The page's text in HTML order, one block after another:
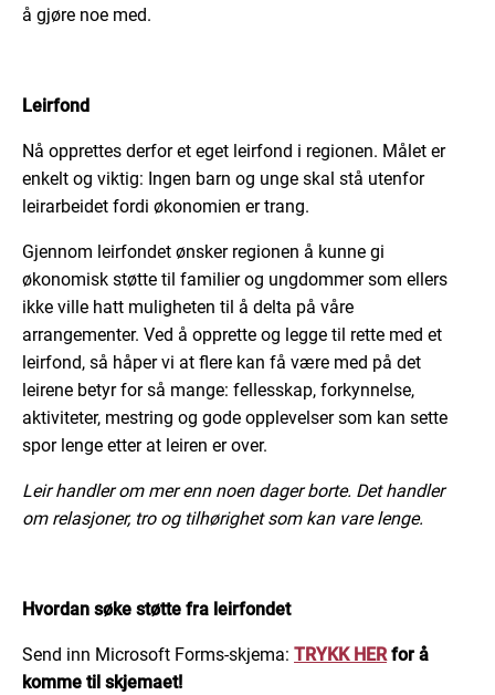
å gjøre noe med.
Leirfond
Nå opprettes derfor et eget leirfond i regionen. Målet er
enkelt og viktig: Ingen barn og unge skal stå utenfor
leirarbeidet fordi økonomien er trang.
Gjennom leirfondet ønsker regionen å kunne gi
økonomisk støtte til familier og ungdommer som ellers
ikke ville hatt muligheten til å delta på våre
arrangementer. Ved å opprette og legge til rette med et
leirfond, så håper vi at flere kan få være med på det
leirene betyr for så mange: fellesskap, forkynnelse,
aktiviteter, mestring og gode opplevelser som kan sette
spor lenge etter at leiren er over.
Leir handler om mer enn noen dager borte. Det handler
om relasjoner, tro og tilhørighet som kan vare lenge.
Hvordan søke støtte fra leirfondet
Send inn Microsoft Forms-skjema: TRYKK HERfor å
komme til skjemaet!